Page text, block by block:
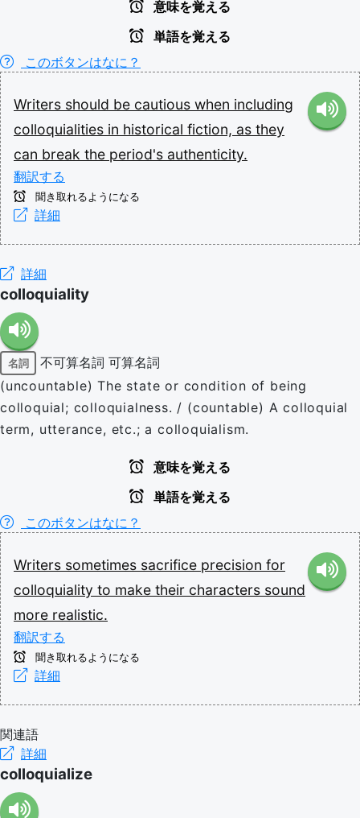
意味を覚える
単語を覚える
このボタンはなに？
Writers should be cautious when including
colloquialities in historical fiction, as they
can break the period's authenticity.
翻訳する
聞き取れるようになる
詳細
詳細
colloquiality
名詞 不可算名詞 可算名詞
(uncountable) The state or condition of being
colloquial; colloquialness. / (countable) A colloquial
term, utterance, etc.; a colloquialism.
意味を覚える
単語を覚える
このボタンはなに？
Writers sometimes sacrifice precision for
colloquiality to make their characters sound
more realistic.
翻訳する
聞き取れるようになる
詳細
関連語
詳細
colloquialize